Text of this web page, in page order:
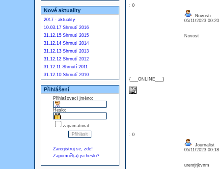
Nové aktuality
2017 - aktuality
10.03.17 Shrnutí 2016
31.12.15 Shrnutí 2015
31.12.14 Shrnutí 2014
31.12.13 Shrnutí 2013
31.12.12 Shrnutí 2012
31.12.11 Shrnutí 2011
31.12.10 Shrnutí 2010
Přihlášení
Přihlašovací jméno:
Heslo:
zapamatovat
Zaregistruj se, zde!
Zapomněl(a) jsi heslo?
: 0
{___ONLINE___}
Novosti
05/11/2023
Novost
: 0
Journalist
05/11/2023
urenrjrjkvnm